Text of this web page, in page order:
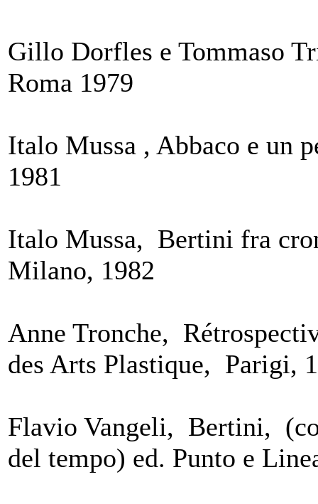
Gillo Dorfles e Tommaso
Roma 1979
Italo Mussa , Abbaco e un
1981
Italo Mussa, Bertini fra
Milano, 1982
Anne Tronche,
des Arts Plastique,
Flavio Vangeli, Bertini,
del tempo) ed. Punto e